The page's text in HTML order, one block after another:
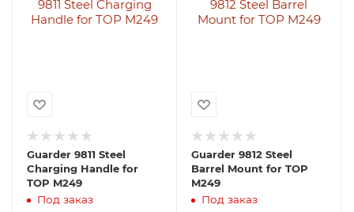
Guarder 9811 Steel
Charging Handle for
TOP M249
Под заказ
Guarder 9812 Steel
Barrel Mount for TOP
M249
Под заказ